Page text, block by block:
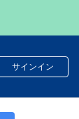
サインイン